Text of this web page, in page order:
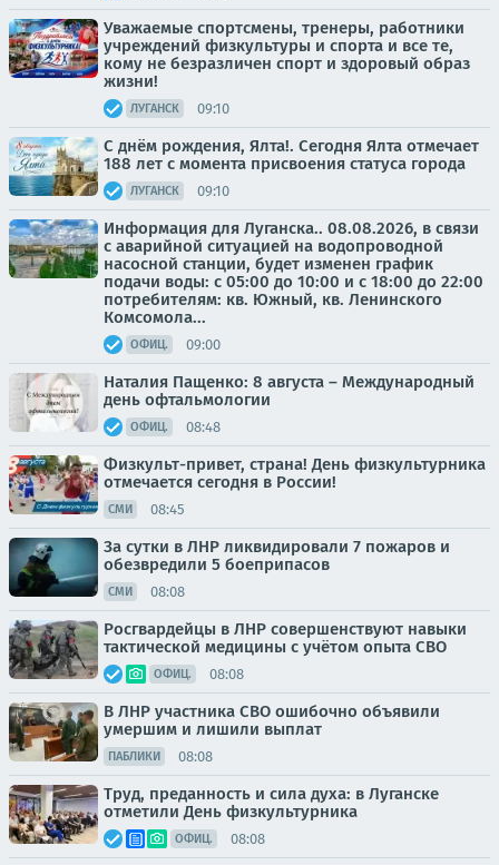
Уважаемые спортсмены, тренеры, работники
учреждений физкультуры и спорта и все те,
кому не безразличен спорт и здоровый образ
жизни!
ЛУГАНСК 09:10
С днём рождения, Ялта!. Сегодня Ялта отмечает
188 лет с момента присвоения статуса города
ЛУГАНСК 09:10
Информация для Луганска.. 08.08.2026, в связи
с аварийной ситуацией на водопроводной
насосной станции, будет изменен график
подачи воды: с 05:00 до 10:00 и с 18:00 до 22:00
потребителям: кв. Южный, кв. Ленинского
Комсомола...
ОФИЦ. 09:00
Наталия Пащенко: 8 августа – Международный
день офтальмологии
ОФИЦ. 08:48
Физкульт-привет, страна! День физкультурника
отмечается сегодня в России!
СМИ 08:45
За сутки в ЛНР ликвидировали 7 пожаров и
обезвредили 5 боеприпасов
СМИ 08:08
Росгвардейцы в ЛНР совершенствуют навыки
тактической медицины с учётом опыта СВО
ОФИЦ. 08:08
В ЛНР участника СВО ошибочно объявили
умершим и лишили выплат
ПАБЛИКИ 08:08
Труд, преданность и сила духа: в Луганске
отметили День физкультурника
ОФИЦ. 08:08